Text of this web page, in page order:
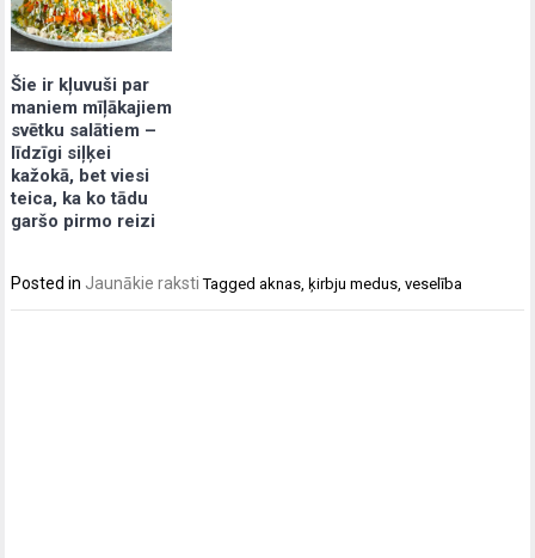
Šie ir kļuvuši par
maniem mīļākajiem
svētku salātiem –
līdzīgi siļķei
kažokā, bet viesi
teica, ka ko tādu
garšo pirmo reizi
Posted in Jaunākie raksti Taggedaknas ,ķirbju medus ,veselība